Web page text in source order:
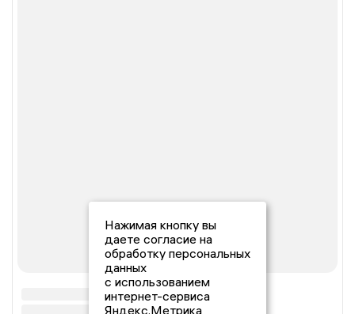
Нажимая кнопку вы
даете согласие на
обработку персональных
данных
с использованием
интернет-сервиса
Яндекс.Метрика,